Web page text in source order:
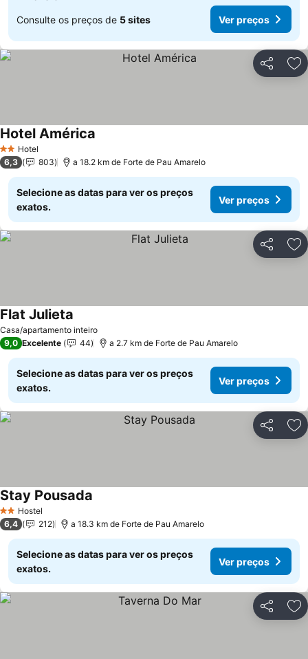
Consulte os preços de 5 sites Ver preços
Partilhar
2 Estrelas
Hotel
Hotel América
6,3 803 a 18.2 km de Forte de Pau Amarelo
Selecione as datas para ver os preços
exatos.
Ver preços
Partilhar
Casa/apartamento inteiro
Flat Julieta
9,0 Excelente 44 a 2.7 km de Forte de Pau Amarelo
Selecione as datas para ver os preços
exatos.
Ver preços
Partilhar
2 Estrelas
Hostel
Stay Pousada
6,4 212 a 18.3 km de Forte de Pau Amarelo
Selecione as datas para ver os preços
exatos.
Ver preços
Partilhar